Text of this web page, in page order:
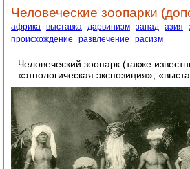
Человеческие зоопарки
африка выставка дарвинизм запад азия
происхождение
развлечение расизм
Человеческий зоопарк (также
«этнологическая экспозиция»,